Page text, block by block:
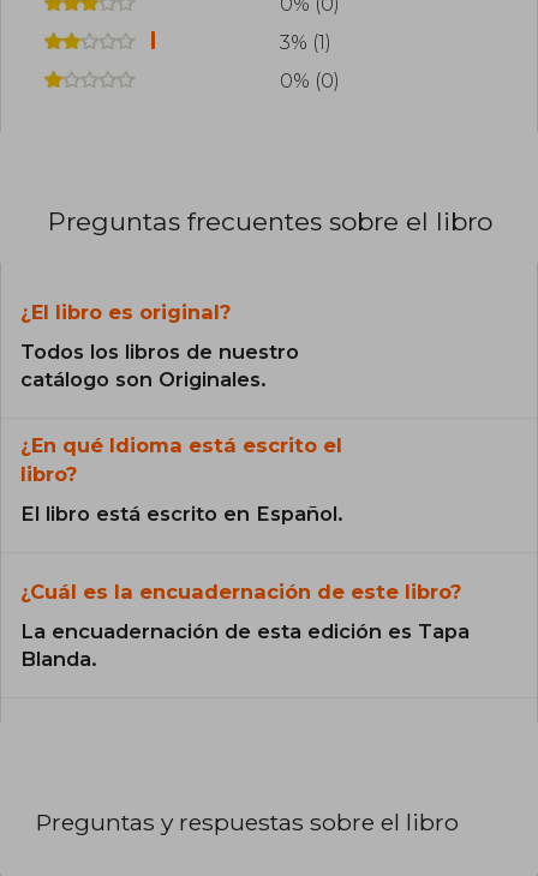
0% (0)
3% (1)
0% (0)
Preguntas frecuentes sobre el libro
¿El libro es original?
Todos los libros de nuestro
catálogo son Originales.
¿En qué Idioma está escrito el
libro?
El libro está escrito en Español.
¿Cuál es la encuadernación de este libro?
La encuadernación de esta edición es Tapa
Blanda.
Preguntas y respuestas sobre el libro